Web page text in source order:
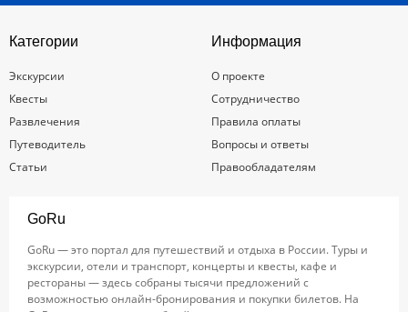
Категории
Экскурсии
Квесты
Развлечения
Путеводитель
Статьи
Информация
О проекте
Сотрудничество
Правила оплаты
Вопросы и ответы
Правообладателям
GoRu
GoRu — это портал для путешествий и отдыха в России. Туры и
экскурсии, отели и транспорт, концерты и квесты, кафе и
рестораны — здесь собраны тысячи предложений с
возможностью онлайн-бронирования и покупки билетов. На